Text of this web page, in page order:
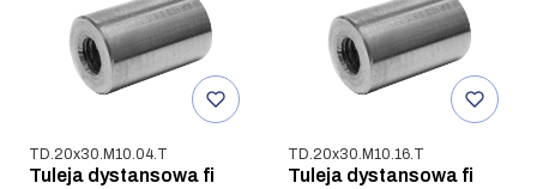
Kod produktu
TD.20x30.M10.04.T
Tuleja dystansowa fi
Kod produktu
TD.20x30.M10.16.T
Tuleja dystansowa fi